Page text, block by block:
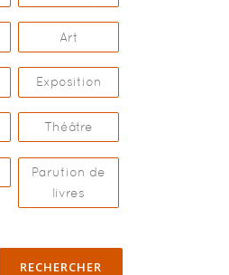
Art
Exposition
Théâtre
Parution de
livres